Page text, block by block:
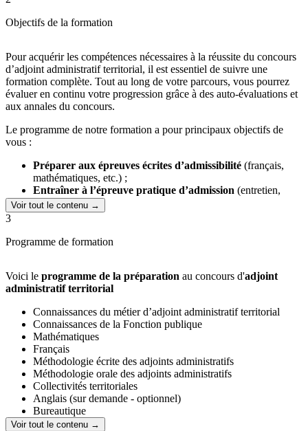
Accompagnement personnalisé
Cours élaborés par des experts: les supports de cours,
conçus par des professionnels du secteur public, sont
accessibles en format papier et en ligne, offrant une
expérience d’apprentissage sur mesure.
côté pour intégrer la fonction publique territoriale.
Objectifs de la formation
Pour acquérir les compétences nécessaires à la réussite du concours
d’adjoint administratif territorial, il est essentiel de suivre une
formation complète. Tout au long de votre parcours, vous pourrez
évaluer en continu votre progression grâce à des auto-évaluations et
aux annales du concours.
Le programme de notre formation a pour principaux objectifs de
vous :
Préparer aux épreuves écrites d’admissibilité (français,
mathématiques, etc.) ;
Entraîner à l’épreuve pratique d’admission (entretien,
communication orale, finances publiques, bureautique, etc.) ;
Préparer à l’oral devant le jury
Voir tout le contenu →
3
Programme de formation
Voici le programme de la préparation au concours d'adjoint
administratif territorial
Connaissances du métier d’adjoint administratif territorial
Connaissances de la Fonction publique
Mathématiques
Français
Méthodologie écrite des adjoints administratifs
Méthodologie orale des adjoints administratifs
Collectivités territoriales
Anglais (sur demande - optionnel)
Bureautique
Dactylographie
Voir tout le contenu →